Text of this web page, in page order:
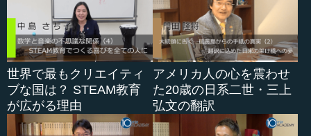
世界で最もクリエイティ
ブな国は？ STEAM教育
が広がる理由
アメリカ人の心を震わせ
た20歳の日系二世・三上
弘文の翻訳